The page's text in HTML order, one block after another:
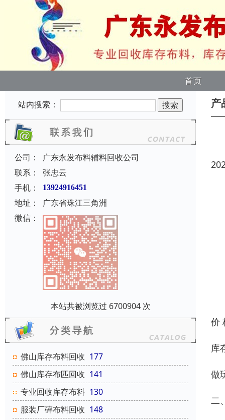
首页
站内搜索：
公司：
广东永发布料辅料回收公司
联系：
张忠云
手机：
13924916451
地址：
广东省珠江三角洲
微信：
本站共被浏览过 6700904 次
佛山库存布料回收 177
佛山库存布匹回收 141
专业回收库存布料 130
服装厂碎布料回收 148
产
价
库
做
二